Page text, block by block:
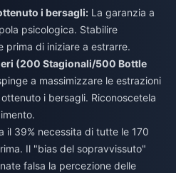
i bersagli: La garanzia a
psicologica. Stabilire
di iniziare a estrarre.
(200 Stagionali/500 Bottle
a massimizzare le estrazioni
i bersagli. Riconoscetela
il 39% necessita di tutte le 170
Il "bias del sopravvissuto"
falsa la percezione delle